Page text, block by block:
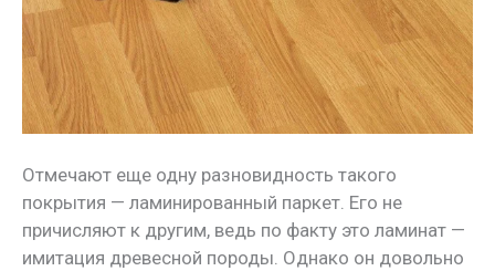
Отмечают еще одну разновидность такого
покрытия — ламинированный паркет. Его не
причисляют к другим, ведь по факту это ламинат —
имитация древесной породы. Однако он довольно